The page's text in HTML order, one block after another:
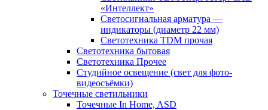
«Интеллект»
Светосигнальная арматура —
индикаторы (диаметр 22 мм)
Светотехника TDM прочая
Светотехника бытовая
Светотехника Прочее
Студийное освещение (свет для фото-
видеосъёмки)
Точечные светильники
Точечные In Home, ASD